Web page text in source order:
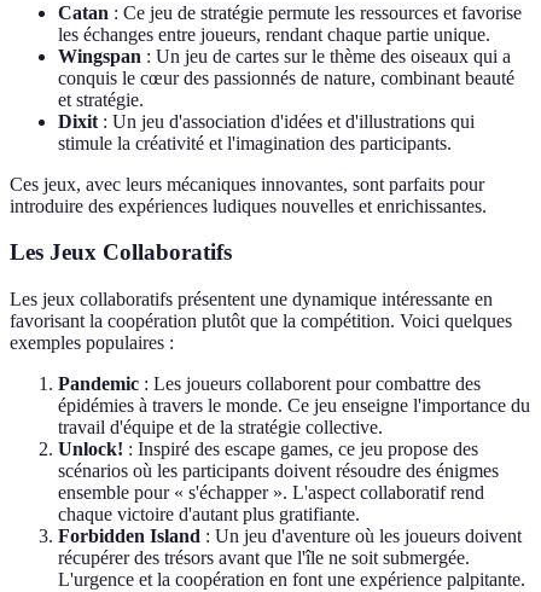
Catan : Ce jeu de stratégie permute les ressources et favorise
les échanges entre joueurs, rendant chaque partie unique.
Wingspan : Un jeu de cartes sur le thème des oiseaux qui a
conquis le cœur des passionnés de nature, combinant beauté
et stratégie.
Dixit : Un jeu d'association d'idées et d'illustrations qui
stimule la créativité et l'imagination des participants.
Ces jeux, avec leurs mécaniques innovantes, sont parfaits pour
introduire des expériences ludiques nouvelles et enrichissantes.
Les Jeux Collaboratifs
Les jeux collaboratifs présentent une dynamique intéressante en
favorisant la coopération plutôt que la compétition. Voici quelques
exemples populaires :
Pandemic : Les joueurs collaborent pour combattre des
épidémies à travers le monde. Ce jeu enseigne l'importance du
travail d'équipe et de la stratégie collective.
Unlock! : Inspiré des escape games, ce jeu propose des
scénarios où les participants doivent résoudre des énigmes
ensemble pour « s'échapper ». L'aspect collaboratif rend
chaque victoire d'autant plus gratifiante.
Forbidden Island : Un jeu d'aventure où les joueurs doivent
récupérer des trésors avant que l'île ne soit submergée.
L'urgence et la coopération en font une expérience palpitante.